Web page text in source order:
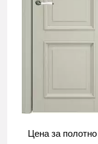
Цена за полотно